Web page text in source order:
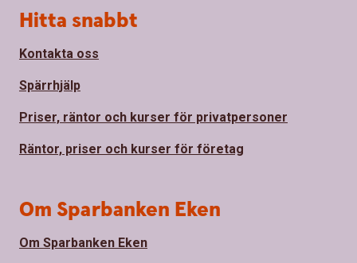
Sidfot
Hitta snabbt
Kontakta oss
Spärrhjälp
Priser, räntor och kurser för privatpersoner
Räntor, priser och kurser för företag
Om Sparbanken Eken
Om Sparbanken Eken